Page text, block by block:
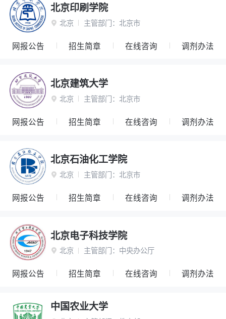
北京印刷学院
 北京 主管部门： 北京市
网报公告 招生简章 在线咨询 调剂办法
北京建筑大学
 北京 主管部门： 北京市
网报公告 招生简章 在线咨询 调剂办法
北京石油化工学院
 北京 主管部门： 北京市
网报公告 招生简章 在线咨询 调剂办法
北京电子科技学院
 北京 主管部门： 中央办公厅
网报公告 招生简章 在线咨询 调剂办法
中国农业大学